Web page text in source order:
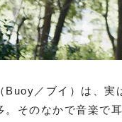
Buoy／ブイ）は、
。そのなかで音楽で